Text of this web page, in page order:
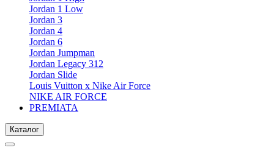
Jordan 1 Low
Jordan 3
Jordan 4
Jordan 6
Jordan Jumpman
Jordan Legacy 312
Jordan Slide
Louis Vuitton x Nike Air Force
NIKE AIR FORCE
PREMIATA
Каталог